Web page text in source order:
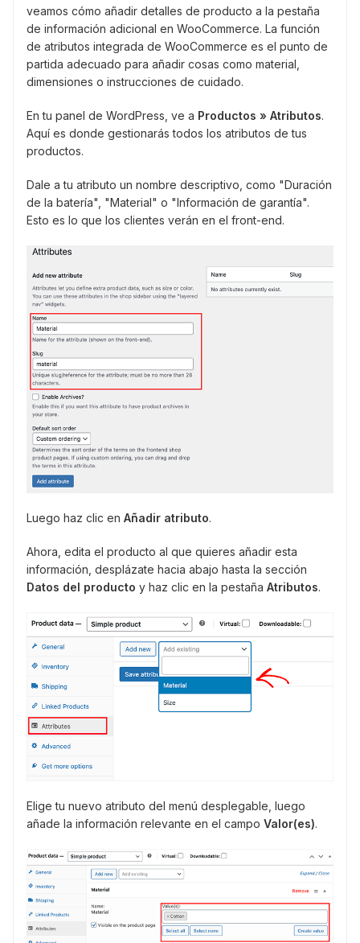
veamos cómo añadir detalles de producto a la pestaña
de información adicional en WooCommerce. La función
de atributos integrada de WooCommerce es el punto de
partida adecuado para añadir cosas como material,
dimensiones o instrucciones de cuidado.
En tu panel de WordPress, ve a Productos » Atributos.
Aquí es donde gestionarás todos los atributos de tus
productos.
Dale a tu atributo un nombre descriptivo, como "Duración
de la batería", "Material" o "Información de garantía".
Esto es lo que los clientes verán en el front-end.
Luego haz clic en Añadir atributo.
Ahora, edita el producto al que quieres añadir esta
información, desplázate hacia abajo hasta la sección
Datos del producto y haz clic en la pestaña Atributos.
Elige tu nuevo atributo del menú desplegable, luego
añade la información relevante en el campo Valor(es).